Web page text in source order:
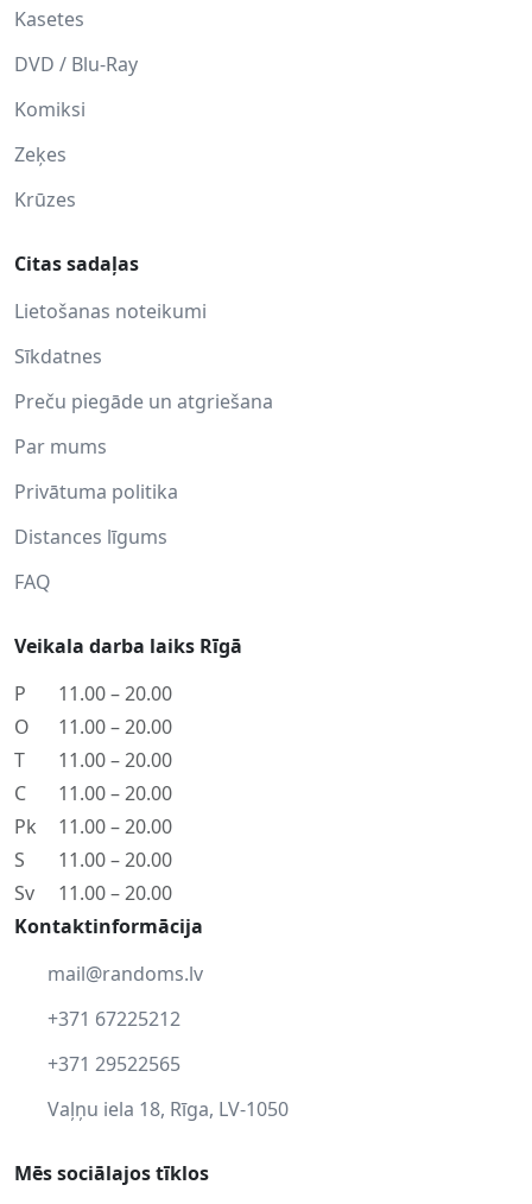
Kasetes
DVD / Blu-Ray
Komiksi
Zeķes
Krūzes
Citas sadaļas
Lietošanas noteikumi
Sīkdatnes
Preču piegāde un atgriešana
Par mums
Privātuma politika
Distances līgums
FAQ
Veikala darba laiks Rīgā
P
11.00 – 20.00
O
11.00 – 20.00
T
11.00 – 20.00
C
11.00 – 20.00
Pk
11.00 – 20.00
S
11.00 – 20.00
Sv
11.00 – 20.00
Kontaktinformācija
mail@randoms.lv
+371 67225212
+371 29522565
Vaļņu iela 18, Rīga, LV-1050
Mēs sociālajos tīklos